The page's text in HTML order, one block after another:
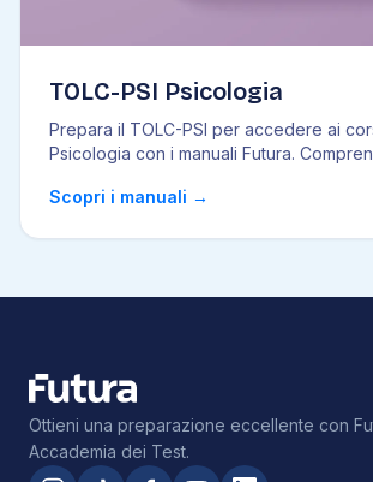
TOLC-PSI Psicologia
Prepara il TOLC-PSI per accedere ai
Psicologia con i manuali Futura.
Scopri i manuali →
Ottieni una preparazione eccellente con
Accademia dei Test.